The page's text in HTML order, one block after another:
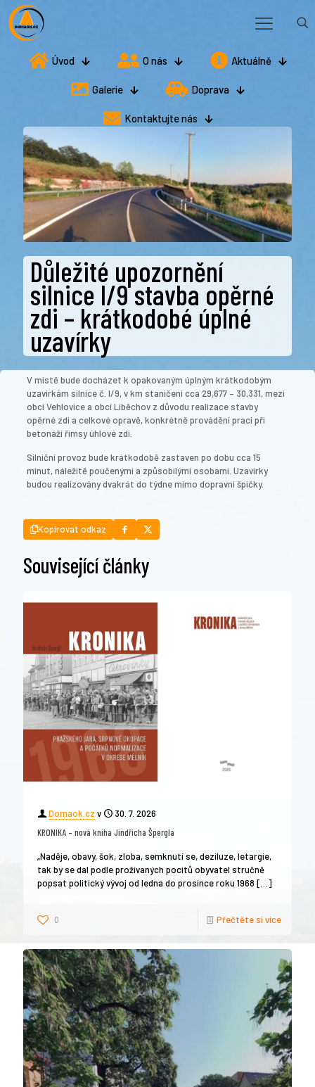
Úvod O nás Aktuálně
Galerie Doprava
Kontaktujte nás
Důležité upozornění
silnice I/9 stavba opěrné
zdi – krátkodobé úplné
uzavírky
V místě bude docházet k opakovaným úplným krátkodobým
uzavírkám silnice č. I/9, v km staničení cca 29,677 – 30,331, mezi
obcí Vehlovice a obcí Liběchov z důvodu realizace stavby
opěrné zdi a celkové opravě, konkrétně provádění prací při
betonáží římsy úhlové zdi.
Silniční provoz bude krátkodobě zastaven po dobu cca 15
minut, náležitě poučenými a způsobilými osobami. Uzavírky
budou realizovány dvakrát do týdne mimo dopravní špičky.
Kopírovat odkaz
Související články
Domaok.cz v
30. 7. 2026
KRONIKA – nová kniha Jindřicha Špergla
„Naděje, obavy, šok, zloba, semknutí se, deziluze, letargie,
tak by se dal podle prožívaných pocitů obyvatel stručně
popsat politický vývoj od ledna do prosince roku 1968 […]
0 Přečtěte si více